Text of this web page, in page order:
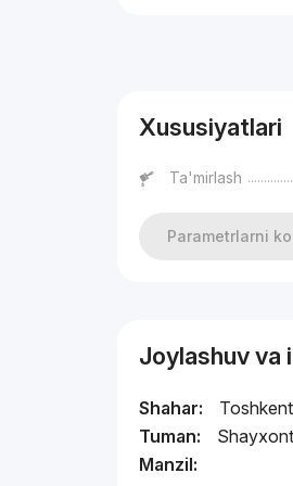
Xususiyatlari
Ta'mirlash
Parametrlarni
Joylashuv va
Shahar:
Toshkent
Tuman:
Manzil: